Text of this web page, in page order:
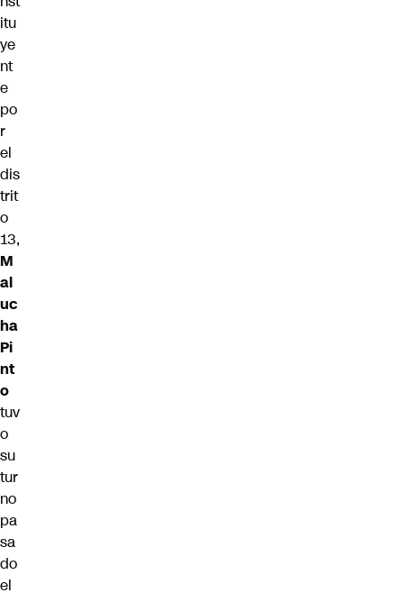
itu
ye
nt
e
po
r
el
dis
trit
o
13,
M
al
uc
ha
Pi
nt
o
tuv
o
su
tur
no
pa
sa
do
el